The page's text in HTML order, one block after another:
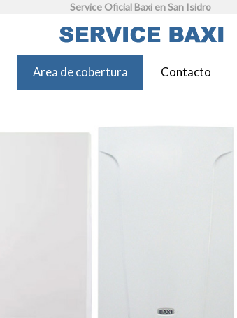
Service Oficial Baxi en San Isidro
Area de cobertura Contacto